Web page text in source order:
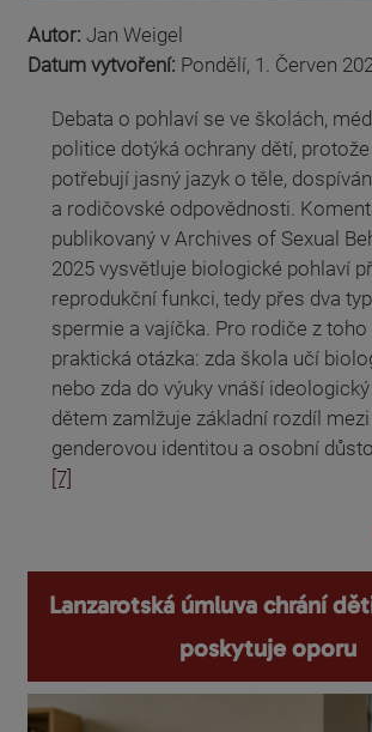
Autor: Jan Weigel
Datum vytvoření: Pondělí, 1. Červen
Debata o pohlaví se ve školách,
politice dotýká ochrany dětí,
potřebují jasný jazyk o těle,
a rodičovské odpovědnosti.
publikovaný v Archives of Sexual
2025 vysvětluje biologické pohlaví
reprodukční funkci, tedy přes dva
spermie a vajíčka. Pro rodiče z toho
praktická otázka: zda škola učí
nebo zda do výuky vnáší
dětem zamlžuje základní rozdíl
genderovou identitou a osobní
[7]
Lanzarotská úmluva chrání
poskytuje oporu